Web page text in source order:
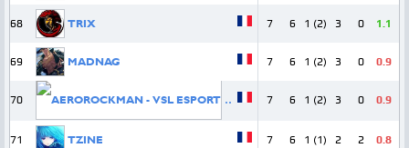
68 TRIX 7 6 1 (2) 3 0 1.1
69 MADNAG 7 6 1 (2) 3 0 0.9
70 AEROROCKMAN
7 6 1 (2) 3 0 0.9
71 TZINE 7 6 1 (1) 2 2 0.8